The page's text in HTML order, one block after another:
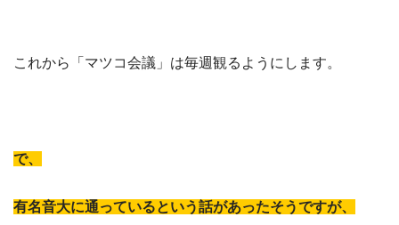
これから「マツコ会議」は毎週観るようにします。
で、
有名音大に通っているという話があったそうですが、